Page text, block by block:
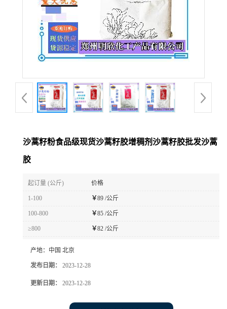
沙蒿籽粉食品级现货沙蒿籽胶增稠剂沙蒿籽胶批发沙蒿
胶
起订量 (公斤) 价格
1-100 ￥89 /公斤
100-800 ￥85 /公斤
≥800 ￥82 /公斤
产地： 中国 北京
发布日期： 2023-12-28
更新日期： 2023-12-28